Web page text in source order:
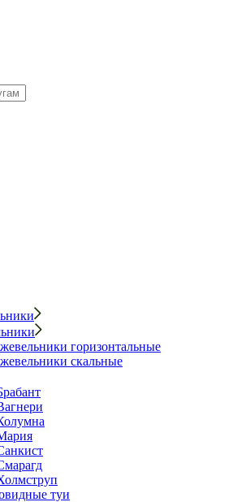
горизонтальные
скальные
туи